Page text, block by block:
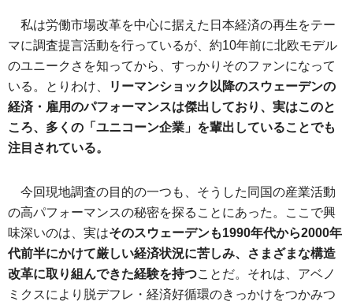
私は労働市場改革を中心に据えた日本経済の再生をテー
マに調査提言活動を行っているが、約10年前に北欧モデル
のユニークさを知ってから、すっかりそのファンになって
いる。とりわけ、
リーマンショック以降のスウェーデンの
経済・雇用のパフォーマンスは傑出しており、実はこのと
ころ、多くの「ユニコーン企業」を輩出していることでも
注目されている。
今回現地調査の目的の一つも、そうした同国の産業活動
の高パフォーマンスの秘密を探ることにあった。ここで興
味深いのは、実はそのスウェーデンも1990年代から2000年
代前半にかけて厳しい経済状況に苦しみ、さまざまな構造
改革に取り組んできた経験を持つことだ。それは、アベノ
ミクスにより脱デフレ・経済好循環のきっかけをつかみつ